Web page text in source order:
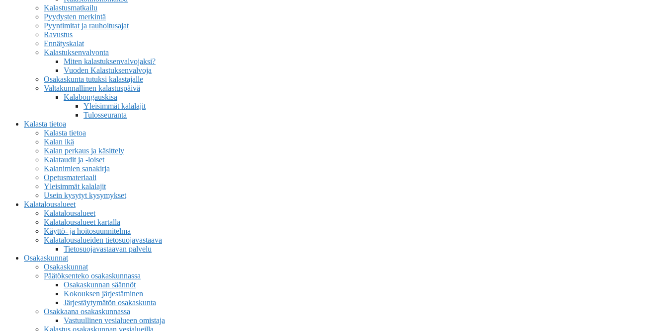
Kalastusmatkailu
Pyydysten merkintä
Pyyntimitat ja rauhoitusajat
Ravustus
Ennätyskalat
Kalastuksenvalvonta
Miten kalastuksenvalvojaksi?
Vuoden Kalastuksenvalvoja
Osakaskunta tutuksi kalastajalle
Valtakunnallinen kalastuspäivä
Kalabongauskisa
Yleisimmät kalalajit
Tulosseuranta
Kalasta tietoa
Kalasta tietoa
Kalan ikä
Kalan perkaus ja käsittely
Kalataudit ja -loiset
Kalanimien sanakirja
Opetusmateriaali
Yleisimmät kalalajit
Usein kysytyt kysymykset
Kalatalousalueet
Kalatalousalueet
Kalatalousalueet kartalla
Käyttö- ja hoitosuunnitelma
Kalatalousalueiden tietosuojavastaava
Tietosuojavastaavan palvelu
Osakaskunnat
Osakaskunnat
Päätöksenteko osakaskunnassa
Osakaskunnan säännöt
Kokouksen järjestäminen
Järjestäytymätön osakaskunta
Osakkaana osakaskunnassa
Vastuullinen vesialueen omistaja
Kalastus osakaskunnan vesialueilla